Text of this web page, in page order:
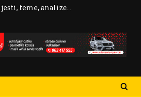
teme, analize…